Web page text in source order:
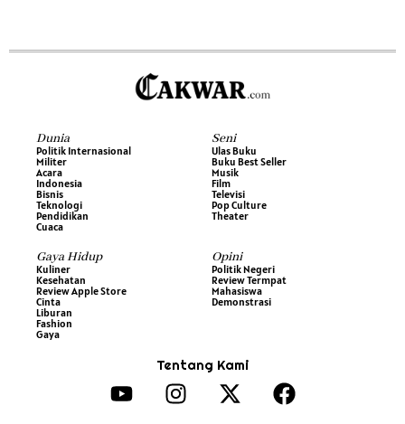
Dunia
Politik Internasional
Militer
Acara
Indonesia
Bisnis
Teknologi
Pendidikan
Cuaca
Seni
Ulas Buku
Buku Best Seller
Musik
Film
Televisi
Pop Culture
Theater
Gaya Hidup
Kuliner
Kesehatan
Review Apple Store
Cinta
Liburan
Fashion
Gaya
Opini
Politik Negeri
Review Termpat
Mahasiswa
Demonstrasi
Tentang Kami